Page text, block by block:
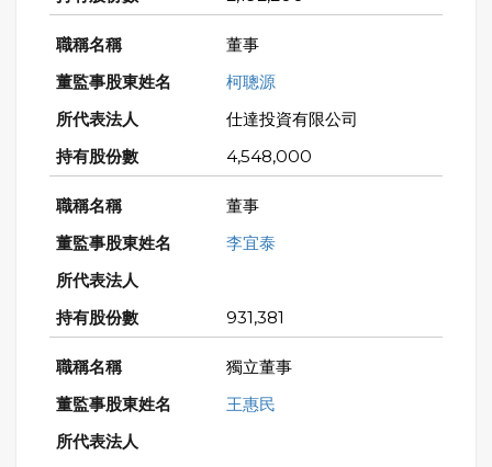
董事
柯聰源
仕達投資有限公司
4,548,000
董事
李宜泰
931,381
獨立董事
王惠民